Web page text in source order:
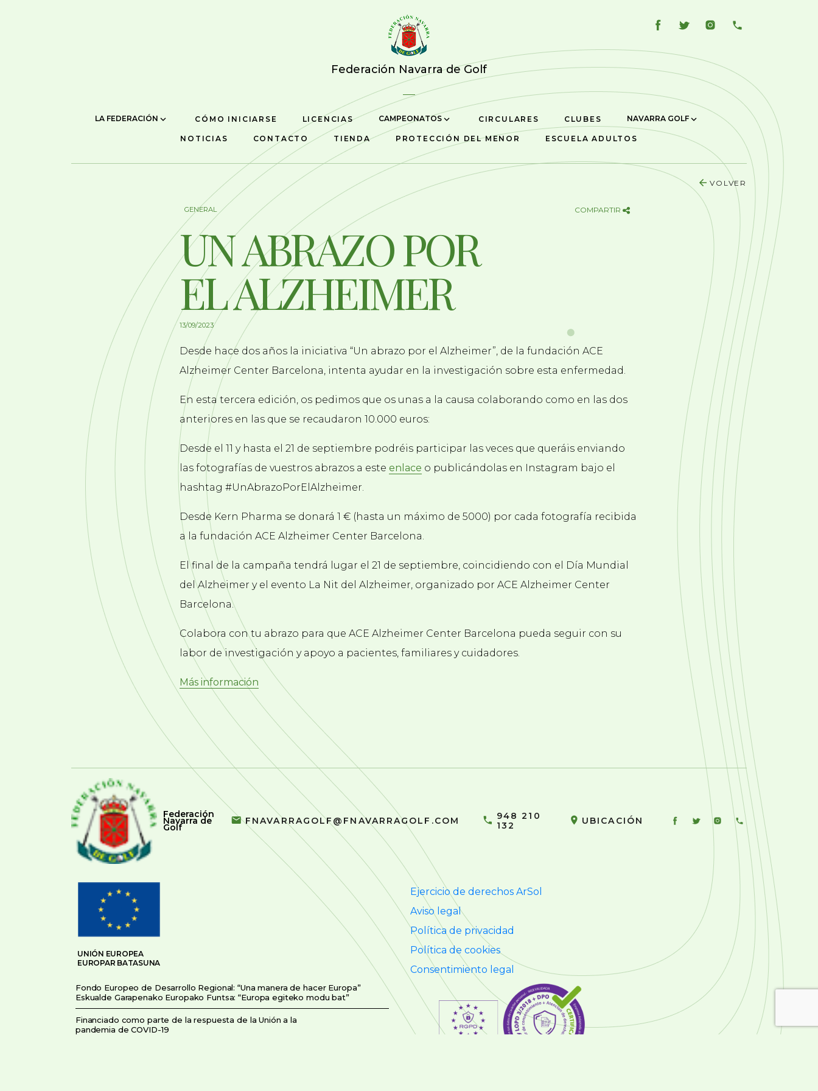
Federación Navarra de Golf
LA FEDERACIÓN CÓMO INICIARSE LICENCIAS CAMPEONATOS CIRCULARES CLUBES NAVARRA GOLF
NOTICIAS CONTACTO TIENDA PROTECCIÓN DEL MENOR ESCUELA ADULTOS
VOLVER
GENERAL COMPARTIR
UN ABRAZO POR
EL ALZHEIMER
13/09/2023
Desde hace dos años la iniciativa “Un abrazo por el Alzheimer”, de la fundación ACE
Alzheimer Center Barcelona, intenta ayudar en la investigación sobre esta enfermedad.
En esta tercera edición, os pedimos que os unas a la causa colaborando como en las dos
anteriores en las que se recaudaron 10.000 euros:
Desde el 11 y hasta el 21 de septiembre podréis participar las veces que queráis enviando
las fotografías de vuestros abrazos a este enlace o publicándolas en Instagram bajo el
hashtag #UnAbrazoPorElAlzheimer.
Desde Kern Pharma se donará 1 € (hasta un máximo de 5000) por cada fotografía recibida
a la fundación ACE Alzheimer Center Barcelona.
El final de la campaña tendrá lugar el 21 de septiembre, coincidiendo con el Día Mundial
del Alzheimer y el evento La Nit del Alzheimer, organizado por ACE Alzheimer Center
Barcelona.
Colabora con tu abrazo para que ACE Alzheimer Center Barcelona pueda seguir con su
labor de investigación y apoyo a pacientes, familiares y cuidadores.
Más información
Federación
Navarra de
Golf
FNAVARRAGOLF@FNAVARRAGOLF.COM
948 210
132
UBICACIÓN
UNIÓN EUROPEA
EUROPAR BATASUNA
Fondo Europeo de Desarrollo Regional: “Una manera de hacer Europa”
Eskualde Garapenako Europako Funtsa: “Europa egiteko modu bat”
Financiado como parte de la respuesta de la Unión a la
pandemia de COVID-19
Ejercicio de derechos ArSol
Aviso legal
Política de privacidad
Política de cookies
Consentimiento legal